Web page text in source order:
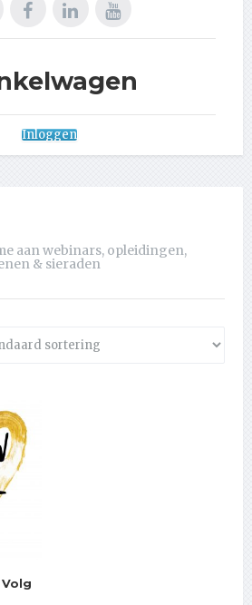
Inloggen
aan webinars, opleidingen,
& sieraden